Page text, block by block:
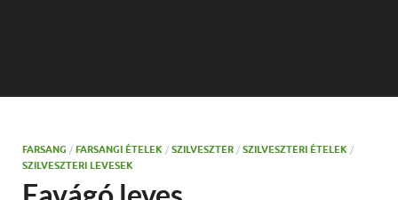
FARSANG / FARSANGI ÉTELEK / SZILVESZTER / SZILVESZTERI ÉTELEK /
SZILVESZTERI LEVESEK